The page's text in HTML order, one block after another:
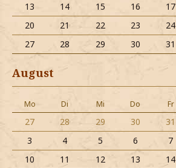
13
14 15 16 17
20
21 22 23 24
27
28 29 30 31
August
Mo Di Mi Do Fr
27 28 29 30 31
3
4 5 6 7
10
11 12 13 14